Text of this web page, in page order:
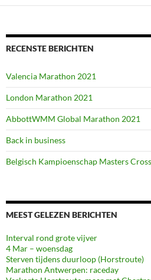
RECENSTE BERICHTEN
Valencia Marathon 2021
London Marathon 2021
AbbottWMM Global Marathon 2021
Back in business
Belgisch Kampioenschap Masters
MEEST GELEZEN BERICHTEN
Interval rond grote vijver
4 Mar – woensdag
Sterven tijdens duurloop (Horstroute)
Marathon Antwerpen: raceday